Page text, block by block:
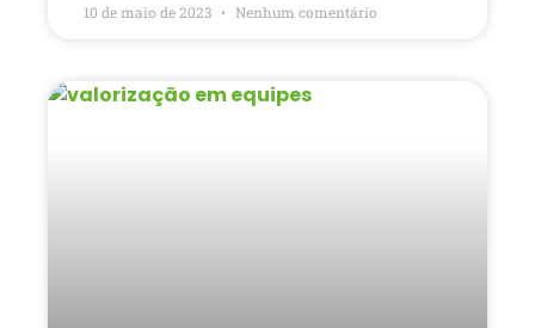
10 de maio de 2023 Nenhum comentário